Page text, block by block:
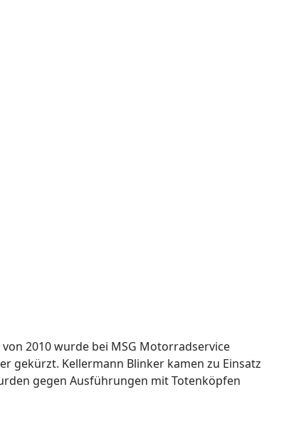
2010 wurde bei MSG Motorradservice
gekürzt. Kellermann Blinker kamen zu Einsatz
gegen Ausführungen mit Totenköpfen